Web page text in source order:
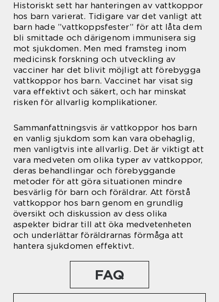
Historiskt sett har hanteringen av vattkoppor
hos barn varierat. Tidigare var det vanligt att
barn hade ”vattkoppsfester” för att låta dem
bli smittade och därigenom immunisera sig
mot sjukdomen. Men med framsteg inom
medicinsk forskning och utveckling av
vacciner har det blivit möjligt att förebygga
vattkoppor hos barn. Vaccinet har visat sig
vara effektivt och säkert, och har minskat
risken för allvarlig komplikationer.
Sammanfattningsvis är vattkoppor hos barn
en vanlig sjukdom som kan vara obehaglig,
men vanligtvis inte allvarlig. Det är viktigt att
vara medveten om olika typer av vattkoppor,
deras behandlingar och förebyggande
metoder för att göra situationen mindre
besvärlig för barn och föräldrar. Att förstå
vattkoppor hos barn genom en grundlig
översikt och diskussion av dess olika
aspekter bidrar till att öka medvetenheten
och underlättar föräldrarnas förmåga att
hantera sjukdomen effektivt.
FAQ